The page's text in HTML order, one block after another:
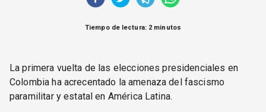
Tiempo de lectura: 2 minutos
La primera vuelta de las elecciones presidenciales en
Colombia ha acrecentado la amenaza del fascismo
paramilitar y estatal en América Latina.